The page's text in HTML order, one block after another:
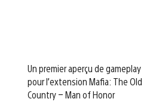
Un premier aperçu de gameplay
pour l’extension Mafia: The Old
Country – Man of Honor